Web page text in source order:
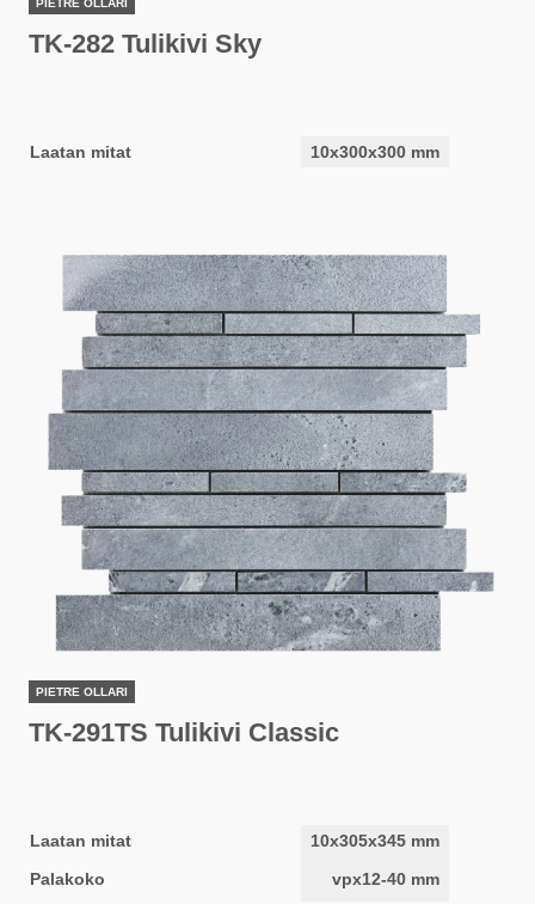
PIETRE OLLARI
TK-282 Tulikivi Sky
Laatan mitat 10x300x300 mm
PIETRE OLLARI
TK-291TS Tulikivi Classic
Laatan mitat
10x305x345 mm
Palakoko
vpx12-40 mm